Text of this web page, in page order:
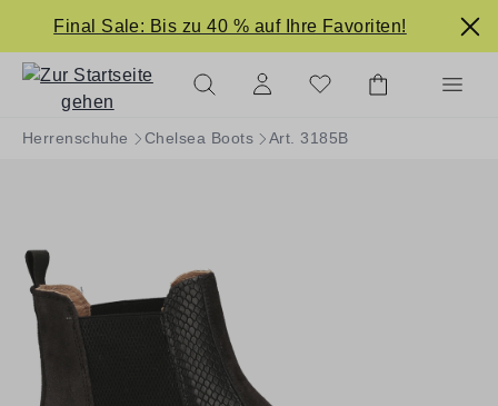
springen
Final Sale: Bis zu 40 % auf Ihre Favoriten!
Herrenschuhe Chelsea Boots Art. 3185B